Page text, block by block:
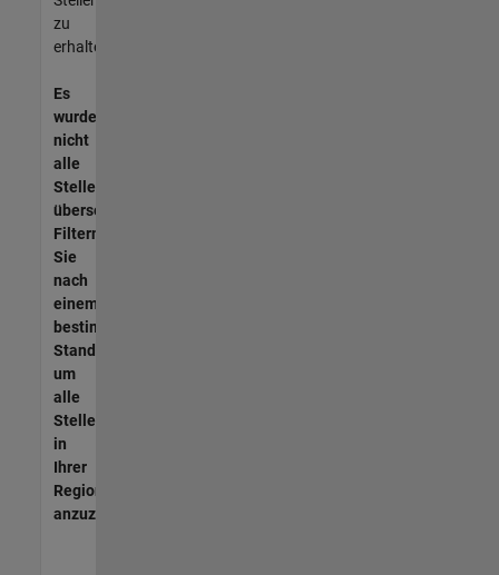
zu
erhalten.
Es
wurden
nicht
alle
Stellen
übersetzt.
Filtern
Sie
nach
einem
bestimmten
Standort,
um
alle
Stellenangebote
in
Ihrer
Region
anzuzeigen.